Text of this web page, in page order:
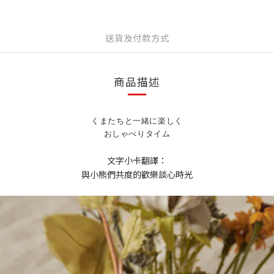
送貨及付款方式
商品描述
くまたちと一緒に楽しく
おしゃべりタイム
文字小卡翻譯：
與小熊們共度的歡樂談心時光